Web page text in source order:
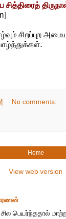
சித்திரைத்
சிறப்புற
No comments:
Home
View web version
சில பெயர்ந்ததால்